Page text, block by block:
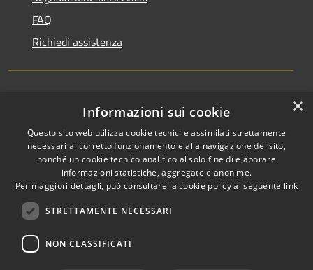
FAQ
Richiedi assistenza
Amministrazione trasparente
Informativa privacy
Note legali
Dichiarazione di accessibilità
RSS
×
Informazioni sui cookie
Questo sito web utilizza cookie tecnici e assimilati strettamente
necessari al corretto funzionamento e alla navigazione del sito,
nonché un cookie tecnico analitico al solo fine di elaborare
informazioni statistiche, aggregate e anonime.
Per maggiori dettagli, può consultare la cookie policy al seguente link
STRETTAMENTE NECESSARI
NON CLASSIFICATI